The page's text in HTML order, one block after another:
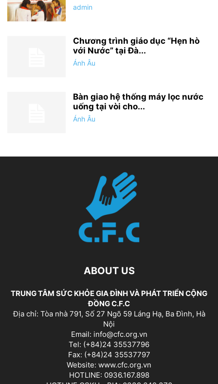
admin
Chương trình giáo dục “Hẹn hò
với Nước” tại Đà...
Ánh Âu
Bàn giao hệ thống máy lọc nước
uống tại vòi cho...
Ánh Âu
ABOUT US
TRUNG TÂM SỨC KHỎE GIA ĐÌNH VÀ PHÁT TRIỂN CỘNG
ĐỒNG C.F.C
Địa chỉ: Tòa nhà 791, Số 27 Ngõ 59 Láng Hạ, Ba Đình, Hà
Nội
Email: info@cfc.org.vn
Tel: (+84)24 35537796
Fax: (+84)24 35537797
Website: www.cfc.org.vn
HOTLINE: 0936.167.898